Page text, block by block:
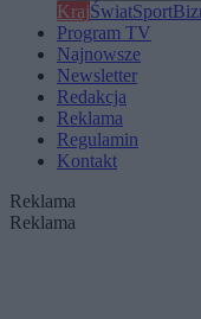
KrajŚwiatSport
Program TV
Najnowsze
Newsletter
Redakcja
Reklama
Regulamin
Kontakt
Reklama
Reklama